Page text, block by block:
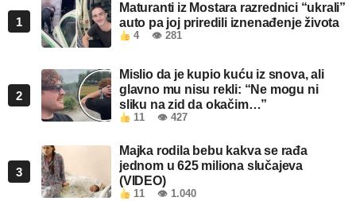
1
Maturanti iz Mostara razrednici “ukrali”
auto pa joj priredili iznenađenje života
4 👁 281
2
Mislio da je kupio kuću iz snova, ali
glavno mu nisu rekli: “Ne mogu ni
sliku na zid da okačim…”
11 👁 427
3
Majka rodila bebu kakva se rađa
jednom u 625 miliona slučajeva
(VIDEO)
11 👁 1.040